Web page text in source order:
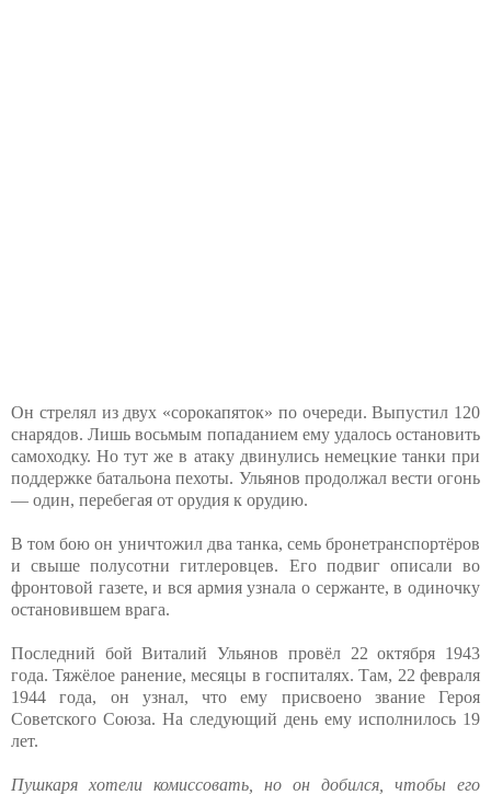
Он стрелял из двух «сорокапяток» по очереди. Выпустил 120
снарядов. Лишь восьмым попаданием ему удалось остановить
самоходку. Но тут же в атаку двинулись немецкие танки при
поддержке батальона пехоты. Ульянов продолжал вести огонь
— один, перебегая от орудия к орудию.
В том бою он уничтожил два танка, семь бронетранспортёров
и свыше полусотни гитлеровцев. Его подвиг описали во
фронтовой газете, и вся армия узнала о сержанте, в одиночку
остановившем врага.
Последний бой Виталий Ульянов провёл 22 октября 1943
года. Тяжёлое ранение, месяцы в госпиталях. Там, 22 февраля
1944 года, он узнал, что ему присвоено звание Героя
Советского Союза. На следующий день ему исполнилось 19
лет.
Пушкаря хотели комиссовать, но он добился, чтобы его